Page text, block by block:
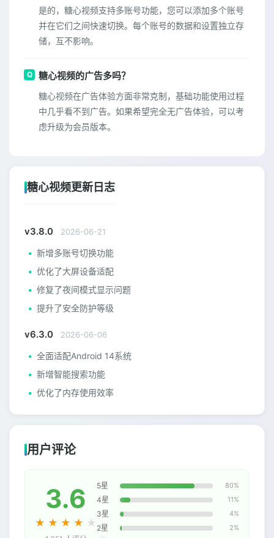
是的，糖心视频支持多账号功能，您可以添加多个账号
并在它们之间快速切换。每个账号的数据和设置独立存
储，互不影响。
糖心视频的广告多吗？
糖心视频在广告体验方面非常克制，基础功能使用过程
中几乎看不到广告。如果希望完全无广告体验，可以考
虑升级为会员版本。
糖心视频更新日志
v3.8.0 2026-06-21
新增多账号切换功能
优化了大屏设备适配
修复了夜间模式显示问题
提升了安全防护等级
v6.3.0 2026-06-06
全面适配Android 14系统
新增智能搜索功能
优化了内存使用效率
用户评论
3.6
★ ★ ★ ★ ★
5星 80%
4星 11%
3星 4%
2星 2%